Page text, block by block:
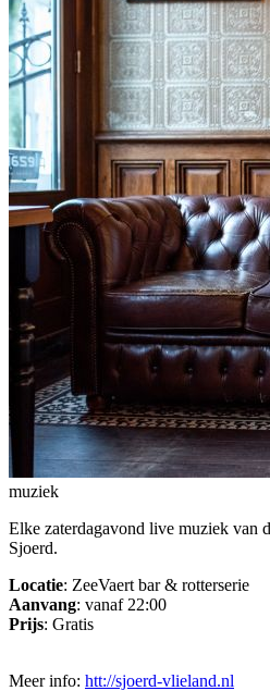
muziek
Elke zaterdagavond live muziek van
Sjoerd.
Locatie: ZeeVaert bar & rotterserie
Aanvang: vanaf 22:00
Prijs: Gratis
Meer info: htt://sjoerd-vlieland.nl